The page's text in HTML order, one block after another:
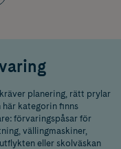
planering, rätt prylar
här kategorin finns
förvaringspåsar för
vällingmaskiner,
eller skolväskan